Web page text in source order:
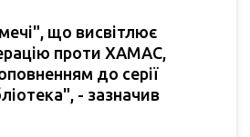
що висвітлює
проти ХАМАС,
до серії
- зазначив